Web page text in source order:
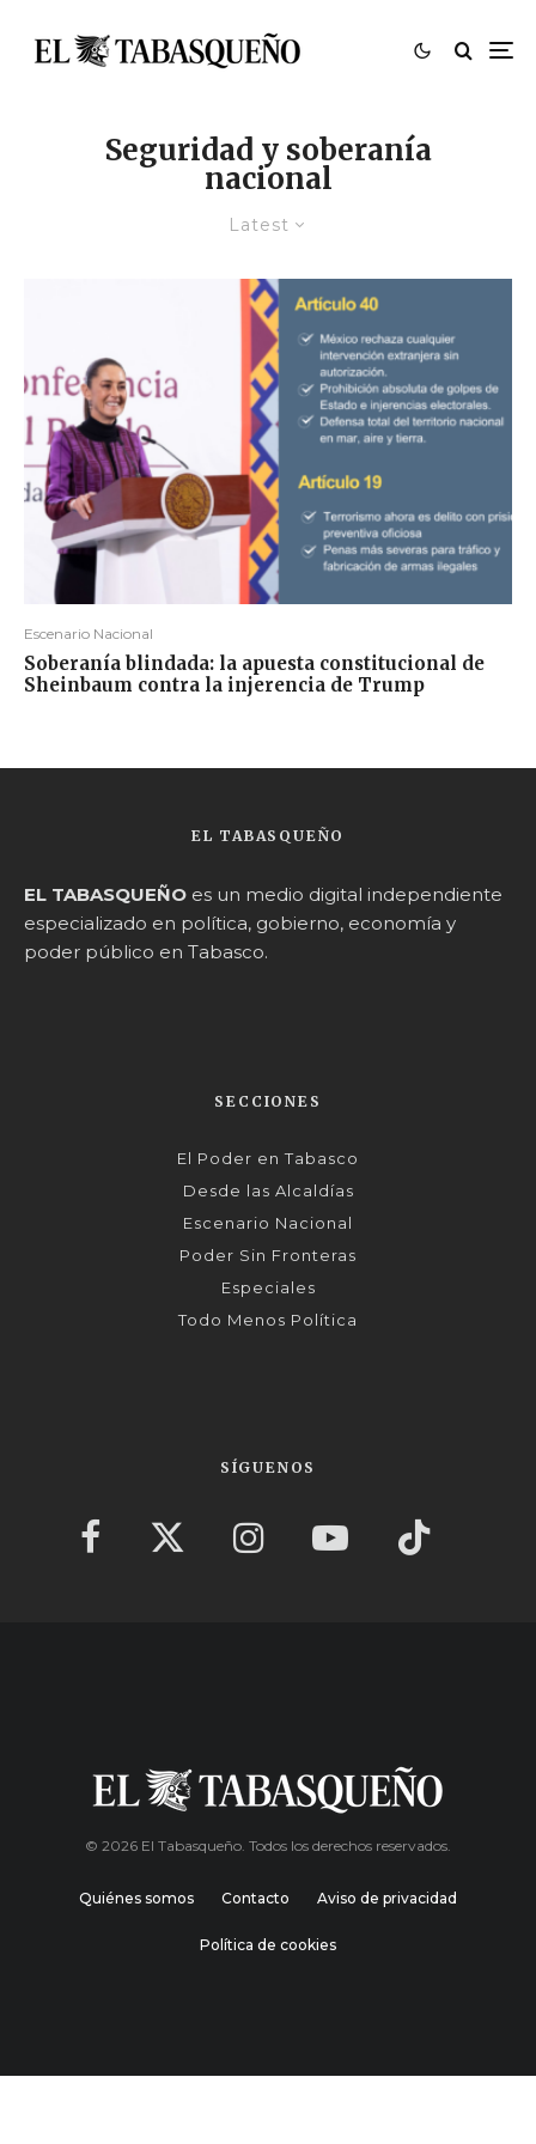
Seguridad y soberanía
nacional
Latest
Escenario Nacional
Soberanía blindada: la apuesta constitucional de
Sheinbaum contra la injerencia de Trump
EL TABASQUEÑO
EL TABASQUEÑO es un medio digital independiente
especializado en política, gobierno, economía y
poder público en Tabasco.
SECCIONES
El Poder en Tabasco
Desde las Alcaldías
Escenario Nacional
Poder Sin Fronteras
Especiales
Todo Menos Política
SÍGUENOS
© 2026 El Tabasqueño. Todos los derechos reservados.
Quiénes somos Contacto Aviso de privacidad
Política de cookies